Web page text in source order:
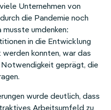
Unternehmen von
die Pandemie noch
umdenken:
in die Entwicklung
konnten, war das
geprägt, die
wurde deutlich, dass